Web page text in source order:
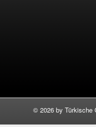
© 2026 by Türkische